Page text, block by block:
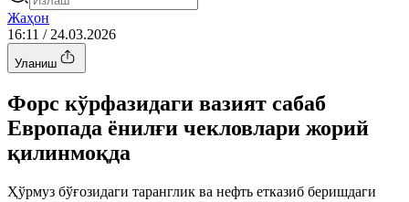
Жаҳон
16:11 / 24.03.2026
Уланиш
Форс кўрфазидаги вазият сабаб
Европада ёнилғи чекловлари жорий
қилинмоқда
Ҳўрмуз бўғозидаги таранглик ва нефть етказиб беришдаги